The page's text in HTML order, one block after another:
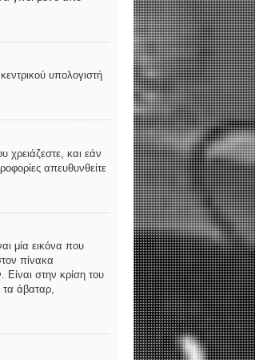
υπολογιστή
χρειάζεστε, και εάν
απευθυνθείτε
μία εικόνα που
πίνακα
στην κρίση του
τα άβαταρ,